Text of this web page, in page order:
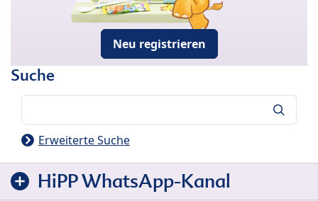
Neu registrieren
Suche
Erweiterte Suche
HiPP WhatsApp-Kanal